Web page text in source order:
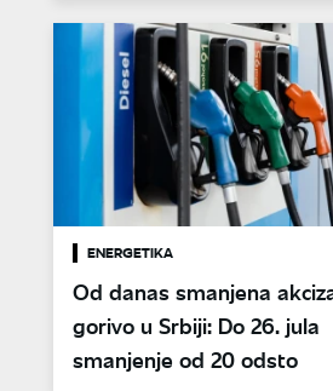
ENERGETIKA
Od danas smanjena
gorivo u Srbiji: Do 26. jula
smanjenje od 20 odsto